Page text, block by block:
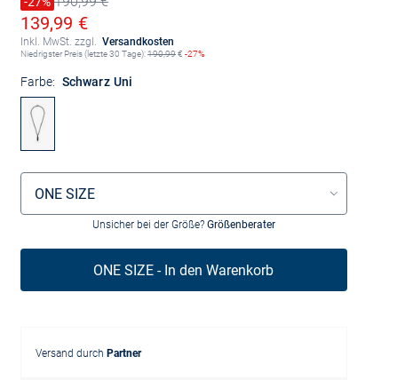
Alter Preis
Ermäßigter Preis
139,99 €
Inkl. MwSt. zzgl. Versandkosten
Niedrigster Preis (letzte 30 Tage):190,99€ -27%
Farbe: Schwarz Uni
Größenauswahl
ONE SIZE
Unsicher bei der Größe? Größenberater
ONE SIZE - In den Warenkorb
Versand durch Partner